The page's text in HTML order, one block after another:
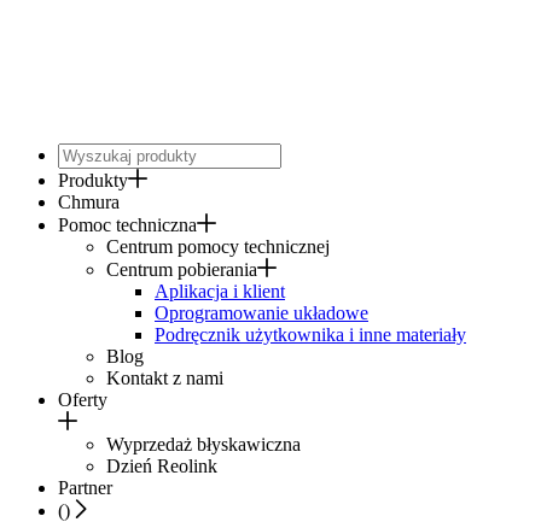
Produkty
Chmura
Pomoc techniczna
Centrum pomocy technicznej
Centrum pobierania
Aplikacja i klient
Oprogramowanie układowe
Podręcznik użytkownika i inne materiały
Blog
Kontakt z nami
Oferty
Wyprzedaż błyskawiczna
Dzień Reolink
Partner
()